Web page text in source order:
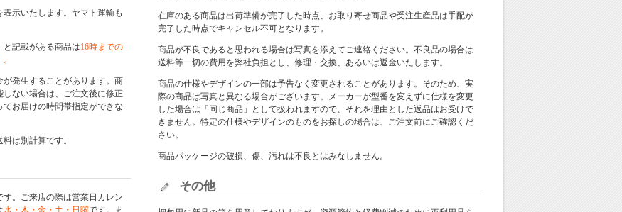
示いたします。ヤマト運輸も
記載がある商品は16時までの
発生することがあります。商
ない場合は、ご注文後に修正
お届けの時間帯指定ができな
は別計算です。
す。ご来店の際は営業日カレン
水・木・金・土・日曜です。ま
在庫のある商品は出荷準備が完了した時点、お取り寄せ商品や受注生産品は手配が
完了した時点でキャンセル不可となります。
商品が不良であると思われる場合は写真を添えてご連絡ください。不良品の場合は
送料等一切の費用を弊社負担とし、修理・交換、あるいは返金いたします。
商品の仕様やデザインの一部は予告なく変更されることがあります。そのため、実
際の商品は写真と異なる場合がございます。メーカーが型番を変えずに仕様を変更
した場合は「同じ商品」として扱われますので、それを理由とした返品はお受けで
きません。特定の仕様やデザインのものをお探しの場合は、ご注文前にご確認くだ
さい。
商品パッケージの破損、傷、汚れは不良とはみなしません。
その他